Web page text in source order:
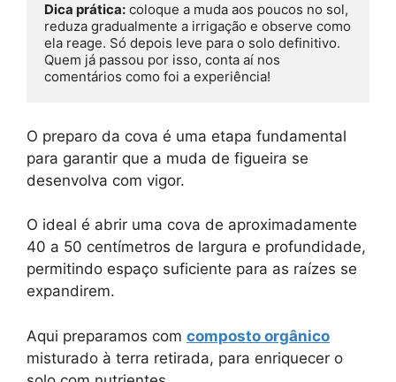
Dica prática: coloque a muda aos poucos no sol,
reduza gradualmente a irrigação e observe como
ela reage. Só depois leve para o solo definitivo.
Quem já passou por isso, conta aí nos
comentários como foi a experiência!
O preparo da cova é uma etapa fundamental
para garantir que a muda de figueira se
desenvolva com vigor.
O ideal é abrir uma cova de aproximadamente
40 a 50 centímetros de largura e profundidade,
permitindo espaço suficiente para as raízes se
expandirem.
Aqui preparamos com composto orgânico
misturado à terra retirada, para enriquecer o